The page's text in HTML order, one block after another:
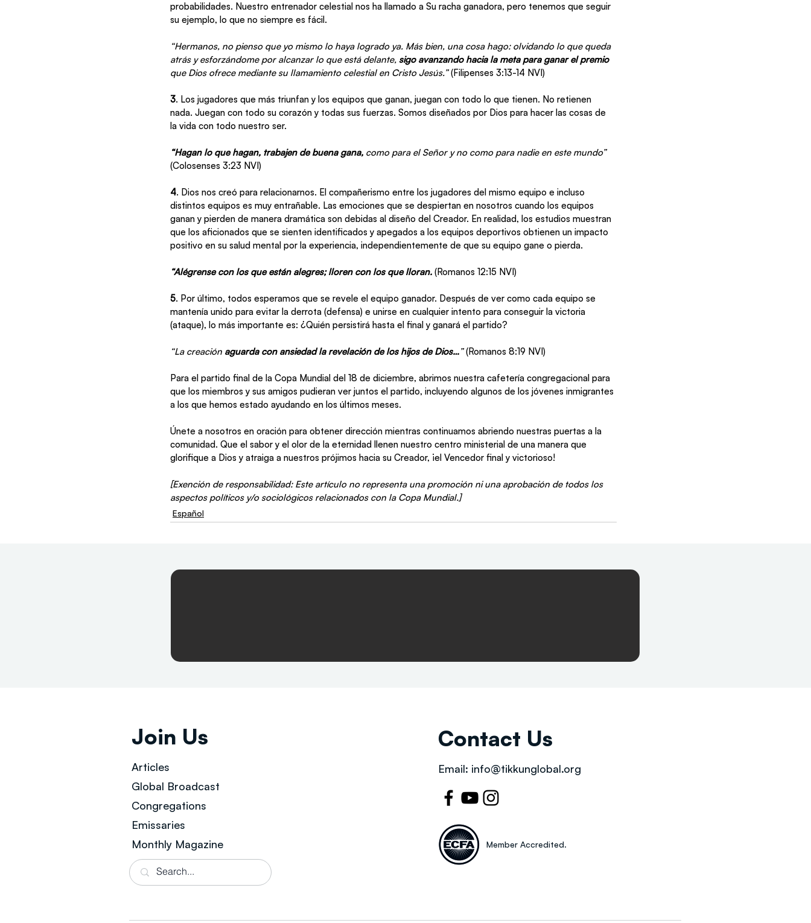
probabilidades. Nuestro entrenador celestial nos ha llamado a Su racha ganadora, pero tenemos que seguir
su ejemplo, lo que no siempre es fácil.
“Hermanos, no pienso que yo mismo lo haya logrado ya. Más bien, una cosa hago: olvidando lo que queda
atrás y esforzándome por alcanzar lo que está delante, sigo avanzando hacia la meta para ganar el premio
que Dios ofrece mediante su llamamiento celestial en Cristo Jesús.” (Filipenses 3:13-14 NVI)
3. Los jugadores que más triunfan y los equipos que ganan, juegan con todo lo que tienen. No retienen
nada. Juegan con todo su corazón y todas sus fuerzas. Somos diseñados por Dios para hacer las cosas de
la vida con todo nuestro ser.
“Hagan lo que hagan, trabajen de buena gana, como para el Señor y no como para nadie en este mundo”
(Colosenses 3:23 NVI)
4. Dios nos creó para relacionarnos. El compañerismo entre los jugadores del mismo equipo e incluso
distintos equipos es muy entrañable. Las emociones que se despiertan en nosotros cuando los equipos
ganan y pierden de manera dramática son debidas al diseño del Creador. En realidad, los estudios muestran
que los aficionados que se sienten identificados y apegados a los equipos deportivos obtienen un impacto
positivo en su salud mental por la experiencia, independientemente de que su equipo gane o pierda.
“Alégrense con los que están alegres; lloren con los que lloran. (Romanos 12:15 NVI)
5. Por último, todos esperamos que se revele el equipo ganador. Después de ver como cada equipo se
mantenía unido para evitar la derrota (defensa) e unirse en cualquier intento para conseguir la victoria
(ataque), lo más importante es: ¿Quién persistirá hasta el final y ganará el partido?
“La creación aguarda con ansiedad la revelación de los hijos de Dios…” (Romanos 8:19 NVI)
Para el partido final de la Copa Mundial del 18 de diciembre, abrimos nuestra cafetería congregacional para
que los miembros y sus amigos pudieran ver juntos el partido, incluyendo algunos de los jóvenes inmigrantes
a los que hemos estado ayudando en los últimos meses.
Únete a nosotros en oración para obtener dirección mientras continuamos abriendo nuestras puertas a la
comunidad. Que el sabor y el olor de la eternidad llenen nuestro centro ministerial de una manera que
glorifique a Dios y atraiga a nuestros prójimos hacia su Creador, ¡el Vencedor final y victorioso!
[Exención de responsabilidad: Este artículo no representa una promoción ni una aprobación de todos los
aspectos políticos y/o sociológicos relacionados con la Copa Mundial.]
Español
Join Us
Articles
Global Broadcast
Congregations
Emissaries
Monthly Magazine
Contact Us
Email: info@tikkunglobal.org
Member Accredited.